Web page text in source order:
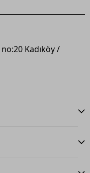
Kadıköy /